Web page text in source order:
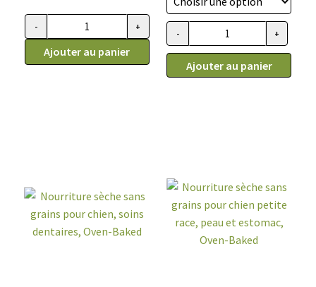
quantité
Nourriture
Oven-
baked
- +
Ajouter au panier
prix :
29.99$
à
quantité
de
Nourriture
petite
race,
dentaires,
- +
Ajouter au panier